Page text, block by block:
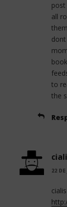
post
all
to
the
22